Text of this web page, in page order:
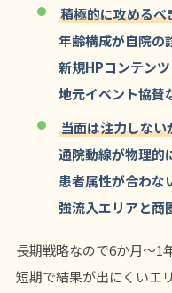
積極的に攻めるべ
年齢構成が自院の
新規HPコンテンツ
地元イベント協賛
当面は注力しない
通院動線が物理的
患者属性が合わな
強流入エリアと商
長期戦略なので6か月〜1
短期で結果が出にくいエ